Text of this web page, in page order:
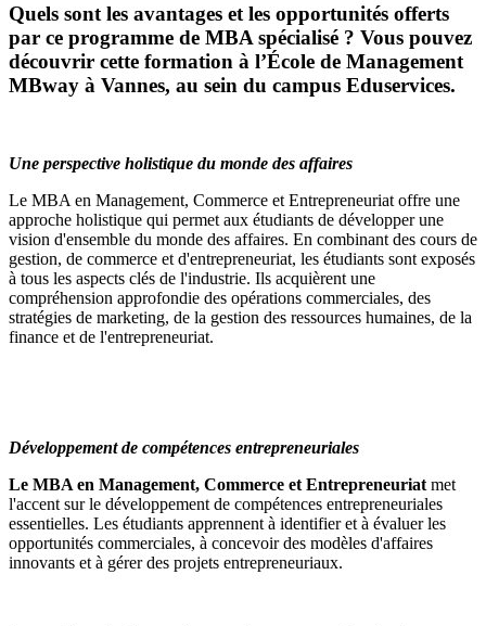
Quels sont les avantages et les opportunités offerts
par ce programme de MBA spécialisé ? Vous pouvez
découvrir cette formation à l’École de Management
MBway à Vannes, au sein du campus Eduservices.
Une perspective holistique du monde des affaires
Le MBA en Management, Commerce et Entrepreneuriat offre une
approche holistique qui permet aux étudiants de développer une
vision d'ensemble du monde des affaires. En combinant des cours de
gestion, de commerce et d'entrepreneuriat, les étudiants sont exposés
à tous les aspects clés de l'industrie. Ils acquièrent une
compréhension approfondie des opérations commerciales, des
stratégies de marketing, de la gestion des ressources humaines, de la
finance et de l'entrepreneuriat.
Développement de compétences entrepreneuriales
Le MBA en Management, Commerce et Entrepreneuriat met
l'accent sur le développement de compétences entrepreneuriales
essentielles. Les étudiants apprennent à identifier et à évaluer les
opportunités commerciales, à concevoir des modèles d'affaires
innovants et à gérer des projets entrepreneuriaux.